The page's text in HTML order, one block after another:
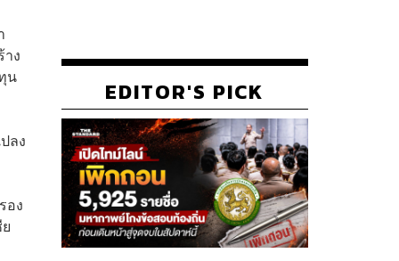
ง
น
ลง
อง
EDITOR'S PICK